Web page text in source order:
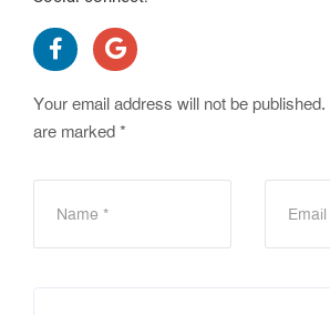
Your email address will not be published.
are marked *